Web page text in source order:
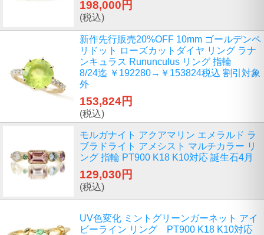
198,000円
(税込)
新作先行販売20%OFF 10mm ゴールデンペ
リドット ローズカットダイヤ リング ラナ
ンキュラス Rununculus リング 指輪
8/24迄 ￥192280→￥153824税込 割引対象
外
153,824円
(税込)
モルガナイト アクアマリン エメラルド ラ
ブラドライト アメシスト マルチカラー リ
ング 指輪 PT900 K18 K10対応 誕生石4月
129,030円
(税込)
UV色変化 ミントグリーンガーネット アイ
ビーライン リング PT900 K18 K10対応